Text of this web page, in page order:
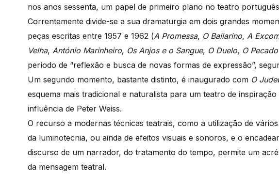
nos anos sessenta, um papel de primeiro plano no teatro
Correntemente divide-se a sua dramaturgia em dois grandes
peças escritas entre 1957 e 1962 (A Promessa, O Bailarino, A
Velha, António Marinheiro, Os Anjos e o Sangue, O Duelo, O
período de “reflexão e busca de novas formas de expressão”,
Um segundo momento, bastante distinto, é inaugurado com O
esquema mais tradicional e naturalista para um teatro de
influência de Peter Weiss.
O recurso a modernas técnicas teatrais, como a utilização de
da luminotecnia, ou ainda de efeitos visuais e sonoros, e o
discurso de um narrador, do tratamento do tempo, permite um
da mensagem teatral.